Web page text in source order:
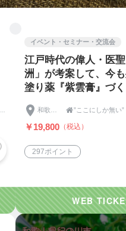
イベント・セミナー・交流会
江戸時代の偉人・医
洲」が考案して、今
塗り薬『紫雲膏』づ

￥19,800 （税込）
297ポイント